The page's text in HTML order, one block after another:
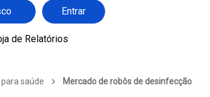
Entrar
de Relatórios
saúde Mercado de robôs de desinfecção